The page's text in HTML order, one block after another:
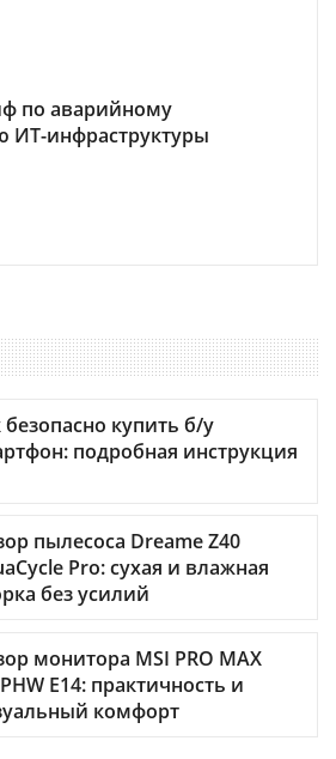
по аварийному
ИТ-инфраструктуры
безопасно купить б/у
подробная инструкция
пылесоса Dreame Z40
Pro: сухая и влажная
без усилий
монитора MSI PRO MAX
E14: практичность и
комфорт